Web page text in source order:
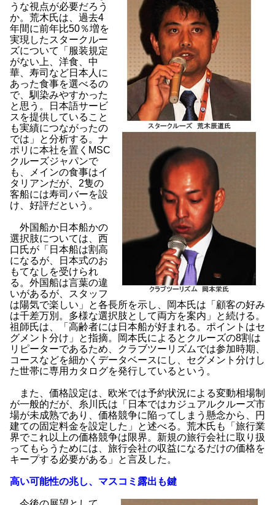
うな視点が必要だろう
か。荒木氏は、過去4
年間に前年比50％増を
実現したスタークルー
ズについて「服装規定
がない上、洋食、中
華、寿司など日本人に
あった食事を選べるの
で、馴染みやすかった
と思う。日本語サービ
スを提供していること
も実績につながったの
では」と分析する。ナ
ポリに本社を置くMSC
クルーズジャパンで
も、メインの食事はイ
タリアンだが、2隻の
客船には寿司バーを設
け、好評だという。
外国船か日本船かの
選択肢については、西
口氏が「日本船は割高
になるが、日本式のお
もてなしを受けられ
る。外国船は言葉の違
いがあるが、スタッフ
は陽気で楽しい」と各長所を示し、岡本氏は「顧客の好み
は千差万別。多様な選択肢として両方を案内」と続ける。
祖師氏は、「高齢者には日本船が好まれる。ポイントはセ
グメント分け」と指摘。岡本氏によるとクルーズの8割は
リピーターであるため、クラブツーリズムでは参加時期、
コースなどを細かくデータベースにし、セグメント分けし
た世帯に専用カタログを発行しているという。
また、価格設定は、欧米では予約状況による変動相場制
が一般的だが、糸川氏は「日本ではカジュアルクルーズ市
場が未成熟であり、価格競争に陥ってしまう懸念から、円
建ての固定料金を設定した」と述べる。荒木氏も「旅行業
界でこれ以上の価格競争は限界。新規の旅行会社に取り扱
ってもらうためには、旅行会社の収益になるだけの価格を
キープする必要がある」と言及した。
高い可能性の兆し、マスコミ露出も鍵